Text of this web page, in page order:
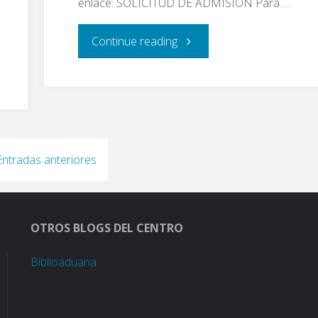
Continue reading"Secretaría
anteriores
OTROS BLOGS DEL CENTRO
Biblioaduana